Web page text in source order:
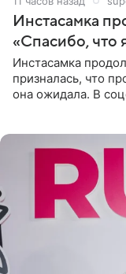
Инстасамка
«Спасибо, что
Инстасамка
призналась, что
она ожидала. В